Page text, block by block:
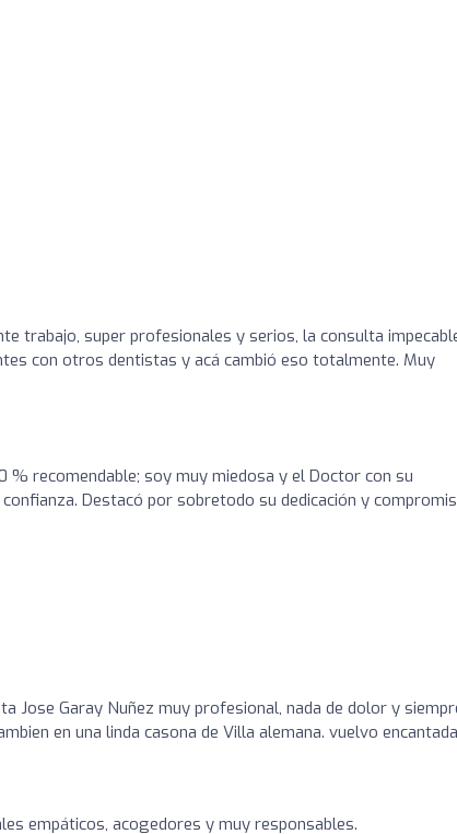
trabajo, super profesionales y serios, la consulta
con otros dentistas y acá cambió eso totalmente. Muy
% recomendable; soy muy miedosa y el Doctor con su
Destacó por sobretodo su dedicación y
Jose Garay Nuñez muy profesional, nada de dolor y
en una linda casona de Villa alemana. vuelvo
empáticos, acogedores y muy responsables.